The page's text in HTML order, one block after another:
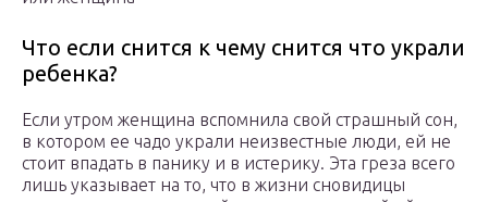
Что если снится к чему снится что украли
ребенка?
Если утром женщина вспомнила свой страшный сон,
в котором ее чадо украли неизвестные люди, ей не
стоит впадать в панику и в истерику. Эта греза всего
лишь указывает на то, что в жизни сновидицы